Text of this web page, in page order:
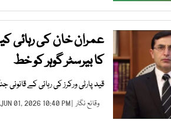
عمران خان کی رہائی
کا بیرسٹر گوہر کو خط
قید پارٹی ورکرز کی رہائی کے
وقائع نگار | JUN 01, 2026 10:40 PM |